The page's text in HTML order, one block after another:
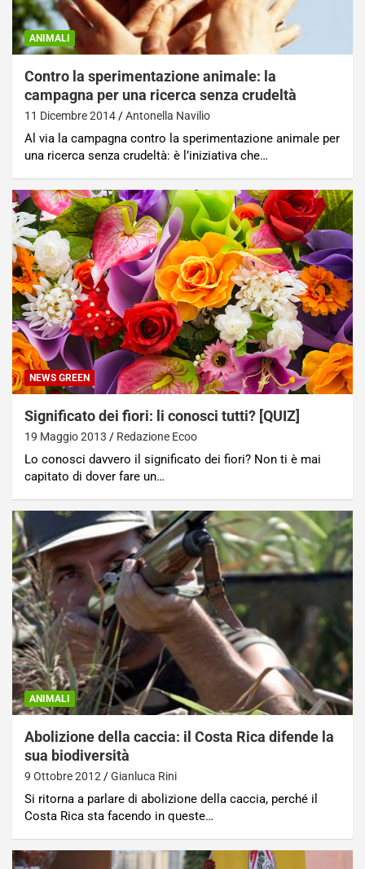
ANIMALI
Contro la sperimentazione animale: la
campagna per una ricerca senza crudeltà
11 Dicembre 2014 Antonella Navilio
Al via la campagna contro la sperimentazione animale per
una ricerca senza crudeltà: è l’iniziativa che…
NEWS GREEN
Significato dei fiori: li conosci tutti? [QUIZ]
19 Maggio 2013 Redazione Ecoo
Lo conosci davvero il significato dei fiori? Non ti è mai
capitato di dover fare un…
ANIMALI
Abolizione della caccia: il Costa Rica difende la
sua biodiversità
9 Ottobre 2012 Gianluca Rini
Si ritorna a parlare di abolizione della caccia, perché il
Costa Rica sta facendo in queste…